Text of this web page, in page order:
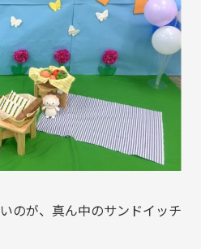
のが、真ん中のサンドイッチ